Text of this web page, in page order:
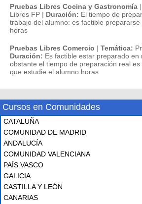
Pruebas Libres Cocina y Gastronomía |
Libres FP | Duración: El tiempo de
trabajo del alumno: es factible
horas
Pruebas Libres Comercio | Temática:
Duración: Es factible estar preparado
obstante el tiempo de preparación real
que estudie el alumno horas
Cursos en Comunidades
CATALUÑA
COMUNIDAD DE MADRID
ANDALUCÍA
COMUNIDAD VALENCIANA
PAÍS VASCO
GALICIA
CASTILLA Y LEÓN
CANARIAS